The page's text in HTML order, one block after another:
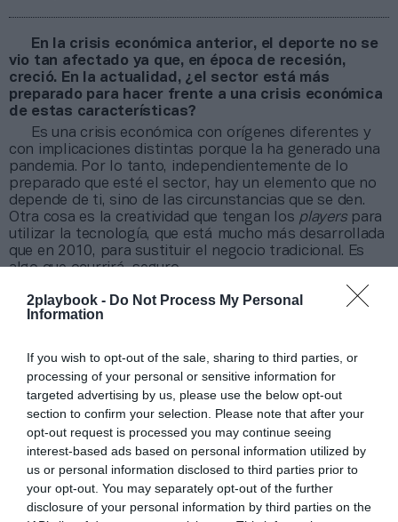
2playbook - Do Not Process My Personal
Information
If you wish to opt-out of the sale, sharing to third parties, or
processing of your personal or sensitive information for
targeted advertising by us, please use the below opt-out
section to confirm your selection. Please note that after your
opt-out request is processed you may continue seeing
interest-based ads based on personal information utilized by
us or personal information disclosed to third parties prior to
your opt-out. You may separately opt-out of the further
disclosure of your personal information by third parties on the
En la crisis económica anterior, el deporte no se
vio tan afectado ya que, en época de recesión,
creció. En la actualidad, ¿el sector está más
preparado para hacer frente a una crisis económica
de estas características?
Es una crisis económica con orígenes diferentes y
con implicaciones distintas porque la ha generado una
pandemia. Por lo tanto, independientemente de lo
preparado que esté el sector, hay un elemento que no
depende de ti, sino de las circunstancias que se den.
Otra cosa es la creatividad que tengan los playerspara
utilizar la tecnología, que está mucho más desarrollada
que en 2010, para sustituir el negocio tradicional. Es
algo que ocurrirá, seguro.
En términos de ocupación, el deporte tiene un
gran efecto multiplicador. ¿Cuál es la gran pérdida
del sector por esta situación? ¿La pérdida de
Va de la mano, pues si cae el volumen de negocio,
caerá la ocupación. Ahora está la situación transitoria
con los Ertes que permiten mantener la situación, y
parece ser que esta red de seguridad se va a alargar
hasta final de año. En cuanto desaparezca ese
salvavidas, los efectos en la ocupación pueden ser
importantes. Otra cuestión son los autónomos, que por
lo que percibo se están adaptando al nuevo escenario
al tratar de sustituir la actividad presencial por el
online.